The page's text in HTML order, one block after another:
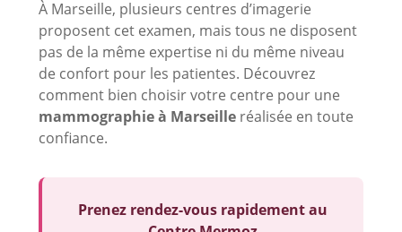
À Marseille, plusieurs centres d’imagerie
proposent cet examen, mais tous ne disposent
pas de la même expertise ni du même niveau
de confort pour les patientes. Découvrez
comment bien choisir votre centre pour une
mammographie à Marseilleréalisée en toute
confiance.
Prenez rendez-vous rapidement au